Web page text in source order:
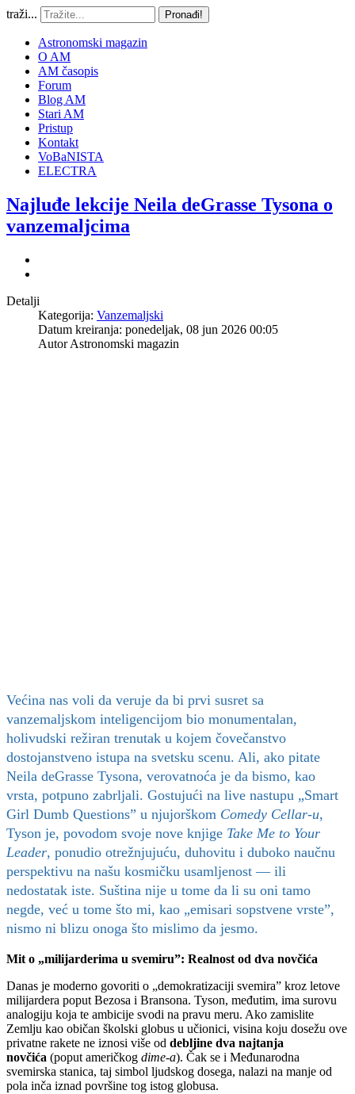
traži... Pronađi!
Astronomski magazin
O AM
AM časopis
Forum
Blog AM
Stari AM
Pristup
Kontakt
VoBaNISTA
ELECTRA
Najluđe lekcije Neila deGrasse Tysona o
vanzemaljcima
Detalji
Kategorija: Vanzemaljski
Datum kreiranja: ponedeljak, 08 jun 2026 00:05
AutorAstronomski magazin
Većina nas voli da veruje da bi prvi susret sa
vanzemaljskom inteligencijom bio monumentalan,
holivudski režiran trenutak u kojem čovečanstvo
dostojanstveno istupa na svetsku scenu. Ali, ako pitate
Neila deGrasse Tysona, verovatnoća je da bismo, kao
vrsta, potpuno zabrljali. Gostujući na live nastupu „Smart
Girl Dumb Questions” u njujorškom Comedy Cellar-u,
Tyson je, povodom svoje nove knjige Take Me to Your
Leader, ponudio otrežnjujuću, duhovitu i duboko naučnu
perspektivu na našu kosmičku usamljenost — ili
nedostatak iste. Suština nije u tome da li su oni tamo
negde, već u tome što mi, kao „emisari sopstvene vrste”,
nismo ni blizu onoga što mislimo da jesmo.
Mit o „milijarderima u svemiru”: Realnost od dva novčića
Danas je moderno govoriti o „demokratizaciji svemira” kroz letove
milijardera poput Bezosa i Bransona. Tyson, međutim, ima surovu
analogiju koja te ambicije svodi na pravu meru. Ako zamislite
Zemlju kao običan školski globus u učionici, visina koju dosežu ove
privatne rakete ne iznosi više od debljine dva najtanja
novčića (poput američkog dime-a). Čak se i Međunarodna
svemirska stanica, taj simbol ljudskog dosega, nalazi na manje od
pola inča iznad površine tog istog globusa.